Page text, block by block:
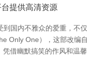
提供高清资源
国内不雅众的爱重，不
Only One），这部改编
借幽默搞笑的作风和温